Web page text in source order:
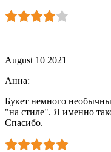
August 10 2021
Анна:
Букет немного
"на стиле". Я именно
Спасибо.